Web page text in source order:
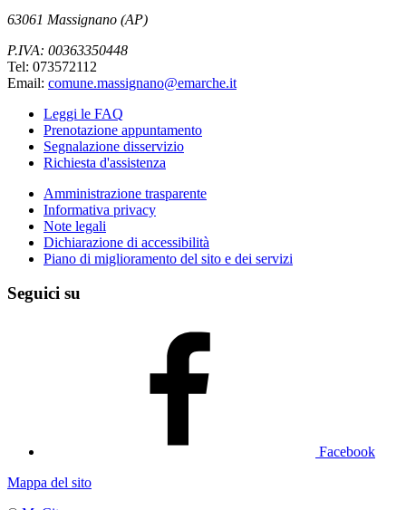
63061 Massignano (AP)
P.IVA: 00363350448
Tel: 073572112
Email: comune.massignano@emarche.it
Leggi le FAQ
Prenotazione appuntamento
Segnalazione disservizio
Richiesta d'assistenza
Amministrazione trasparente
Informativa privacy
Note legali
Dichiarazione di accessibilità
Piano di miglioramento del sito e dei servizi
Seguici su
Facebook
Mappa del sito